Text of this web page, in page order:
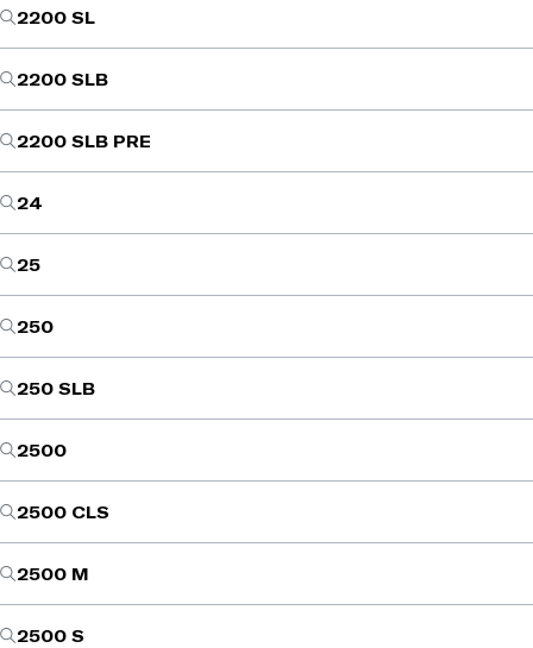
2200 SL
2200 SLB
2200 SLB PRE
24
25
250
250 SLB
2500
2500 CLS
2500 M
2500 S